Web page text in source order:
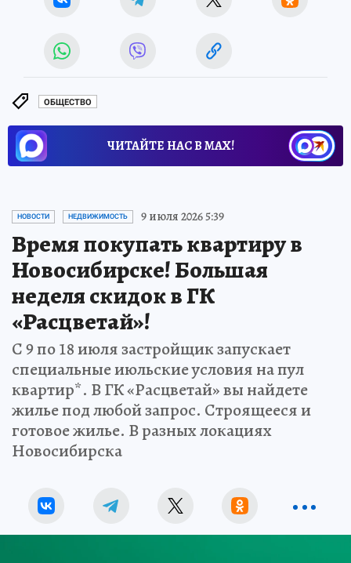
ОБЩЕСТВО
ЧИТАЙТЕ НАС В МАХ!
НОВОСТИ НЕДВИЖИМОСТЬ 9 июля 2026 5:39
Время покупать квартиру в
Новосибирске! Большая
неделя скидок в ГК
«Расцветай»!
С 9 по 18 июля застройщик запускает
специальные июльские условия на пул
квартир*. В ГК «Расцветай» вы найдете
жилье под любой запрос. Строящееся и
готовое жилье. В разных локациях
Новосибирска